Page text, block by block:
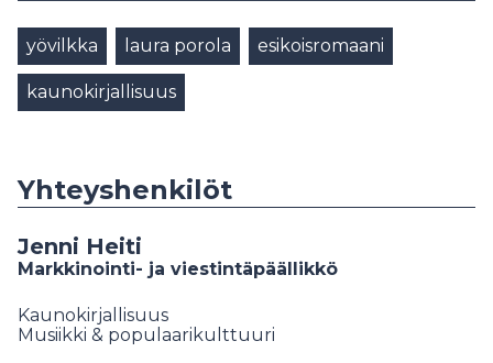
yövilkka laura porola esikoisromaani
kaunokirjallisuus
Yhteyshenkilöt
Jenni Heiti
Markkinointi- ja viestintäpäällikkö
Kaunokirjallisuus
Musiikki & populaarikulttuuri